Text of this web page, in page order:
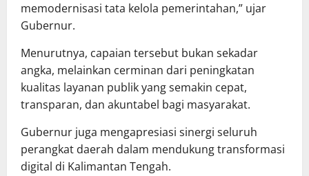
memodernisasi tata kelola pemerintahan,” ujar
Gubernur.
Menurutnya, capaian tersebut bukan sekadar
angka, melainkan cerminan dari peningkatan
kualitas layanan publik yang semakin cepat,
transparan, dan akuntabel bagi masyarakat.
Gubernur juga mengapresiasi sinergi seluruh
perangkat daerah dalam mendukung transformasi
digital di Kalimantan Tengah.